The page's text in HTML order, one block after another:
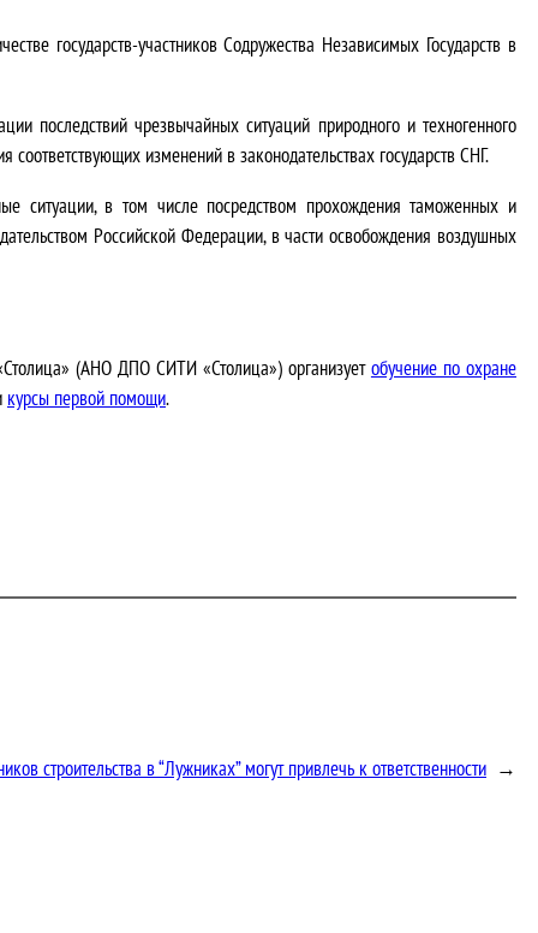
государств-участников Содружества Независимых Государств в
последствий чрезвычайных ситуаций природного и техногенного
изменений в законодательствах государств СНГ.
ситуации, в том числе посредством прохождения таможенных и
Российской Федерации, в части освобождения воздушных
(АНО ДПО СИТИ «Столица») организуетобучение по охране
курсы первой помощи.
строительства в “Лужниках” могут привлечь к ответственности →